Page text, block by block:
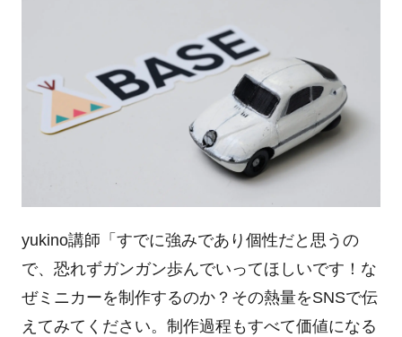
yukino講師「すでに強みであり個性だと思うの
で、恐れずガンガン歩んでいってほしいです！な
ぜミニカーを制作するのか？その熱量をSNSで伝
えてみてください。制作過程もすべて価値になる